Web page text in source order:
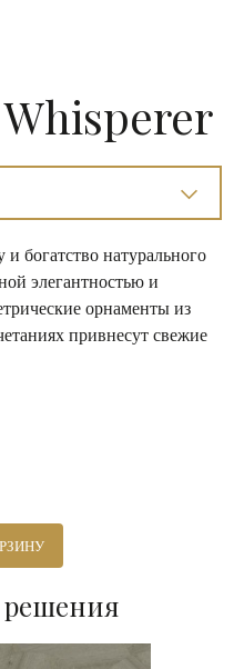
богатство натурального
элегантностью и
орнаменты из
привнесут свежие